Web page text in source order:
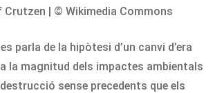
Crutzen | © Wikimedia Commons
parla de la hipòtesi d’un canvi d’era
la magnitud dels impactes ambientals
sense precedents que els